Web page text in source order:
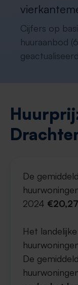
Cijfers op
huuraanbod
De
2024
Het
De